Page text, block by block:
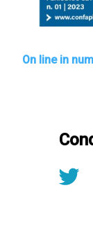
On line in